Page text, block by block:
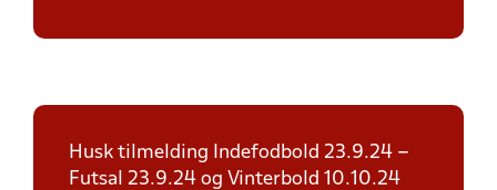
Husk tilmelding Indefodbold 23.9.24 –
Futsal 23.9.24 og Vinterbold 10.10.24